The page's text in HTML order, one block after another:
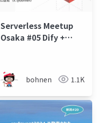
Serverless Meetup
Osaka #05 Dify +
bohnen 1.1K